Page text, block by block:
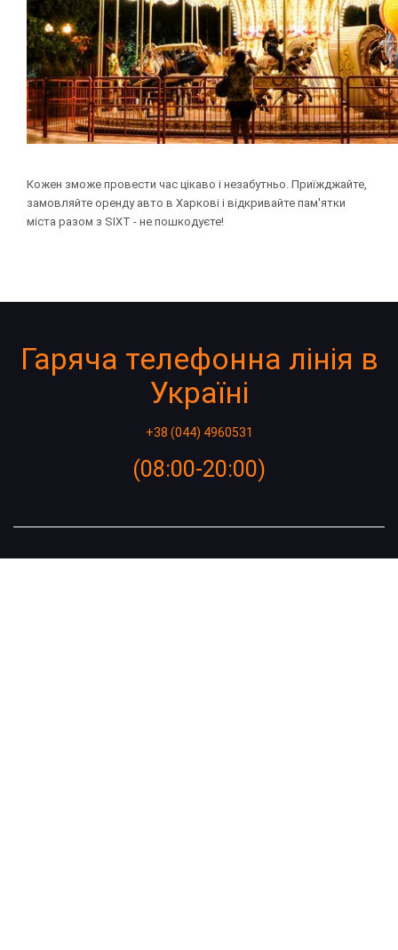
Кожен зможе провести час цікаво і незабутньо. Приїжджайте,
замовляйте оренду авто в Харкові і відкривайте пам'ятки
міста разом з SIXT - не пошкодуєте!
Гаряча телефонна лінія в
Україні
+38 (044) 4960531
(08:00-20:00)